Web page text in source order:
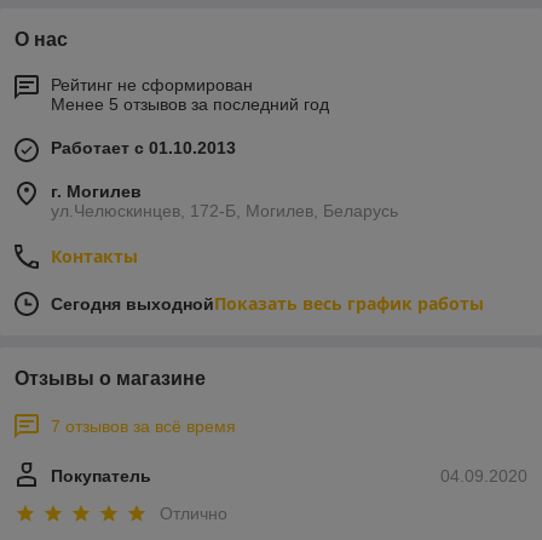
О нас
Рейтинг не сформирован
Менее 5 отзывов за последний год
Работает с 01.10.2013
г. Могилев
ул.Челюскинцев, 172-Б, Могилев, Беларусь
Контакты
Сегодня выходнойПоказать весь график работы
Отзывы о магазине
7 отзывов за всё время
04.09.2020
Покупатель
Отлично